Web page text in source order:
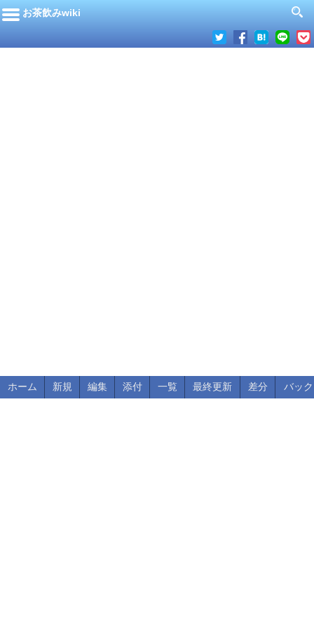
お茶飲みwiki
ホーム 新規 編集 添付 一覧 最終更新 差分 バッ